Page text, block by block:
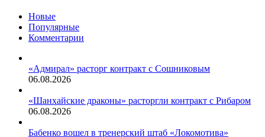
Новые
Популярные
Комментарии
«Адмирал» расторг контракт с Сошниковым
06.08.2026
«Шанхайские драконы» расторгли контракт с Рибаром
06.08.2026
Бабенко вошел в тренерский штаб «Локомотива»